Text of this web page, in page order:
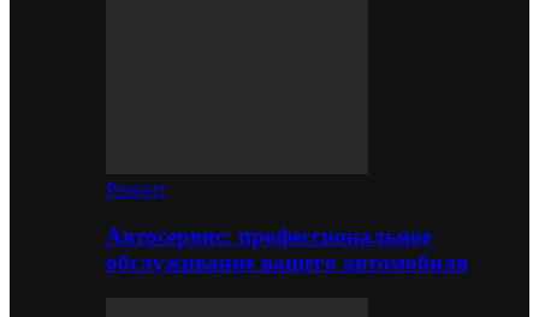
Ремонт
Автосервис: профессиональное
обслуживание вашего автомобиля